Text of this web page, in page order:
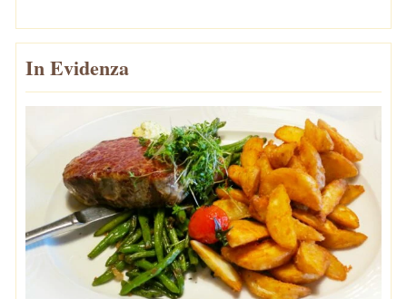
In Evidenza